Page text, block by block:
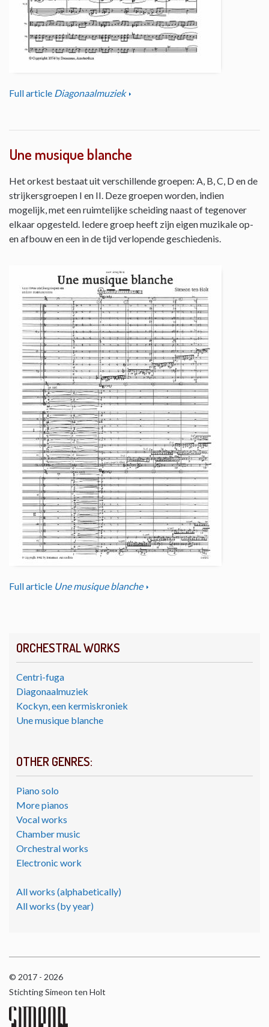
ORCHESTRAL WORKS
Centri-fuga
Diagonaalmuziek
Kockyn, een kermiskroniek
Une musique blanche
OTHER GENRES:
Piano solo
More pianos
Vocal works
Chamber music
Orchestral works
Electronic work
All works (alphabetically)
All works (by year)
Full article Diagonaalmuziek
Une musique blanche
Het orkest bestaat uit verschillende groepen: A, B, C, D en de
strijkersgroepen I en II. Deze groepen worden, indien
mogelijk, met een ruimtelijke scheiding naast of tegenover
elkaar opgesteld. Iedere groep heeft zijn eigen muzikale op-
en afbouw en een in de tijd verlopende geschiedenis.
Full article Une musique blanche
© 2017 - 2026
Stichting Simeon ten Holt